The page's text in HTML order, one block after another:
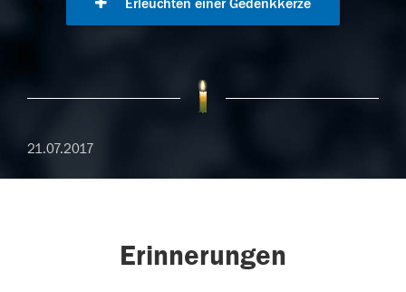
Erleuchten einer Gedenkkerze
21.07.2017
Erinnerungen